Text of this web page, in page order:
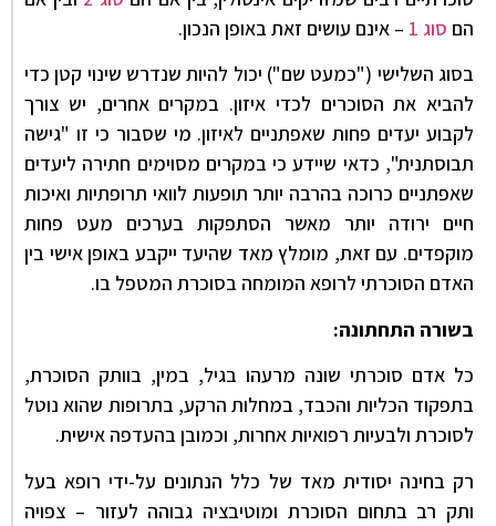
הם סוג 1
– אינם עושים זאת באופן הנכון.
בסוג השלישי ("כמעט שם") יכול להיות שנדרש שינוי קטן כדי
להביא את הסוכרים לכדי איזון. במקרים אחרים, יש צורך
לקבוע יעדים פחות שאפתניים לאיזון. מי שסבור כי זו "גישה
תבוסתנית", כדאי שיידע כי במקרים מסוימים חתירה ליעדים
שאפתניים כרוכה בהרבה יותר תופעות לוואי תרופתיות ואיכות
חיים ירודה יותר מאשר הסתפקות בערכים מעט פחות
מוקפדים. עם זאת, מומלץ מאד שהיעד ייקבע באופן אישי בין
האדם הסוכרתי לרופא המומחה בסוכרת המטפל בו.
בשורה התחתונה:
כל אדם סוכרתי שונה מרעהו בגיל, במין, בוותק הסוכרת,
בתפקוד הכליות והכבד, במחלות הרקע, בתרופות שהוא נוטל
לסוכרת ולבעיות רפואיות אחרות, וכמובן בהעדפה אישית.
רק בחינה יסודית מאד של כלל הנתונים על-ידי רופא בעל
ותק רב בתחום הסוכרת ומוטיבציה גבוהה לעזור – צפויה